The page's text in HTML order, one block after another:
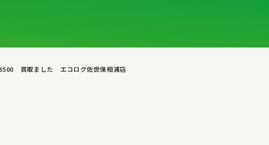
買取ました エコログ佐世保相浦店